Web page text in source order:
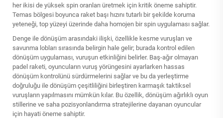
her ikisi de yüksek spin oranları üretmek için kritik öneme sahiptir.
Temas bölgesi boyunca raket başı hızını tutarlı bir şekilde koruma
yeteneği, top yüzeyi üzerinde daha homojen bir spin uygulaması sağlar.
Denge ile dönüşüm arasındaki ilişki, özellikle kesme vuruşları ve
savunma lobları sırasında belirgin hale gelir; burada kontrol edilen
dönüşüm uygulaması, vuruşun etkinliğini belirler. Baş-ağır olmayan
padel raketi, oyuncuların vuruş yörüngesini ayarlarken hassas
dönüşüm kontrolünü sürdürmelerini sağlar ve bu da yerleştirme
doğruluğu ile dönüşüm çeşitliliğini birleştiren karmaşık taktiksel
vuruşların yapılmasını mümkün kılar. Bu özellik, dönüşüm ağırlıklı oyun
stillerine ve saha pozisyonlandırma stratejilerine dayanan oyuncular
için hayati öneme sahiptir.